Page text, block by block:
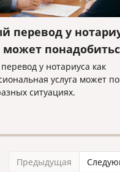
перевод у
может
у нотариуса как
услуга может
ситуациях.
Предыдущая